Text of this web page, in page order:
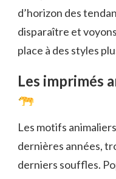
d’horizon des
disparaître et
place à des styles
Les imprimés
Les motifs
dernières années,
derniers souffles.